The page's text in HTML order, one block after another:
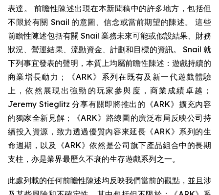
表達。 前瞻性陳述出現在本新聞稿中的許多地方，包括但
不限於有關 Snail 的意圖、信念或當前期望的陳述。 這些
前瞻性陳述包括有關 Snail 業務未來可能或假設結果、財務
狀況、營運結果、流動資金、計劃和目標的資訊。 Snail 就
下列事宜發表的聲明，本質上均屬前瞻性陳述：遊戲持續的
商業增長動力；《ARK》系列在既有及新一代遊戲體驗
上，依然展現出強勁的玩家參與度，商業成績卓越；
Jeremy Stieglitz 分享有關即將推出的《ARK》擴充內容
的獨家全新見解；《ARK》路線圖的廣泛布局反映公司持
續投入資源，致力透過優質內容來延長《ARK》系列的生
命週期，以及《ARK》依然是公司旗下產品組合中的長期
支柱，亦是業界最歷久不衰的生存遊戲系列之一。
此處列載的任何前瞻性陳述均反映我們當前的觀點，並且涉